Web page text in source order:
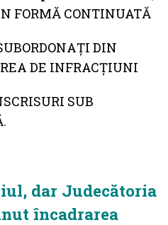
CONTINUATĂ
DIN
DE INFRACȚIUNI
SUB
dar Judecătoria
încadrarea